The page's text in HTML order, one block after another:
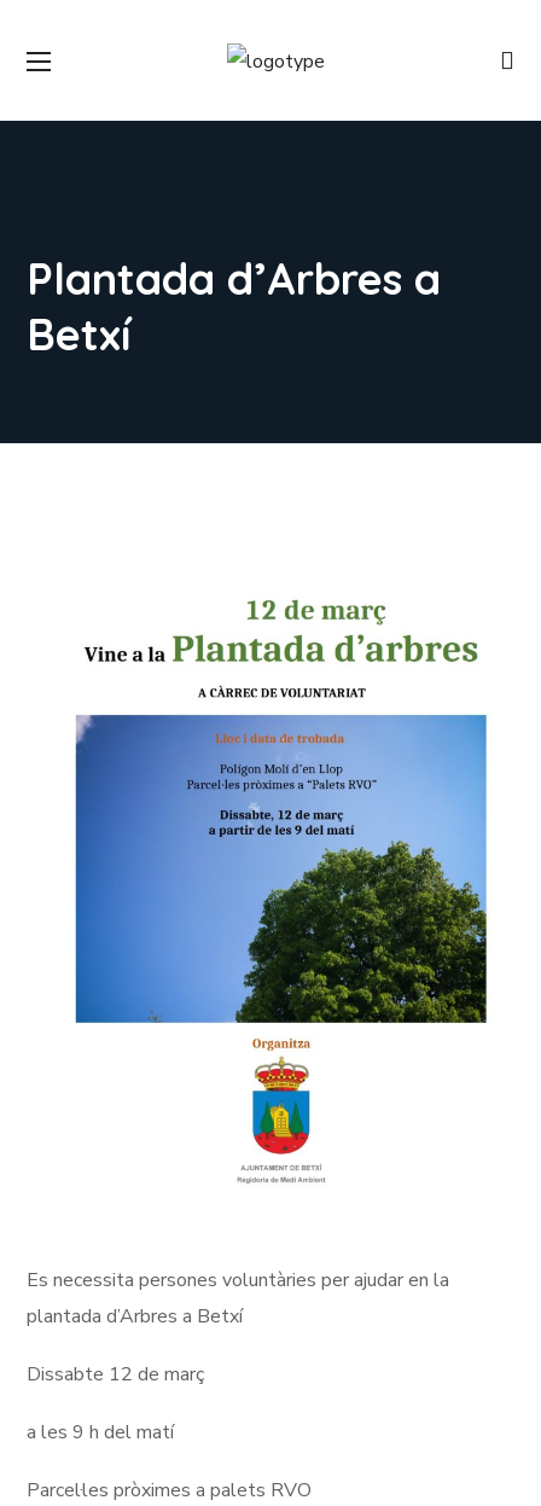
Plantada d’Arbres a
Betxí
Es necessita persones voluntàries per ajudar en la
plantada d’Arbres a Betxí
Dissabte 12 de març
a les 9 h del matí
Parcel·les pròximes a palets RVO